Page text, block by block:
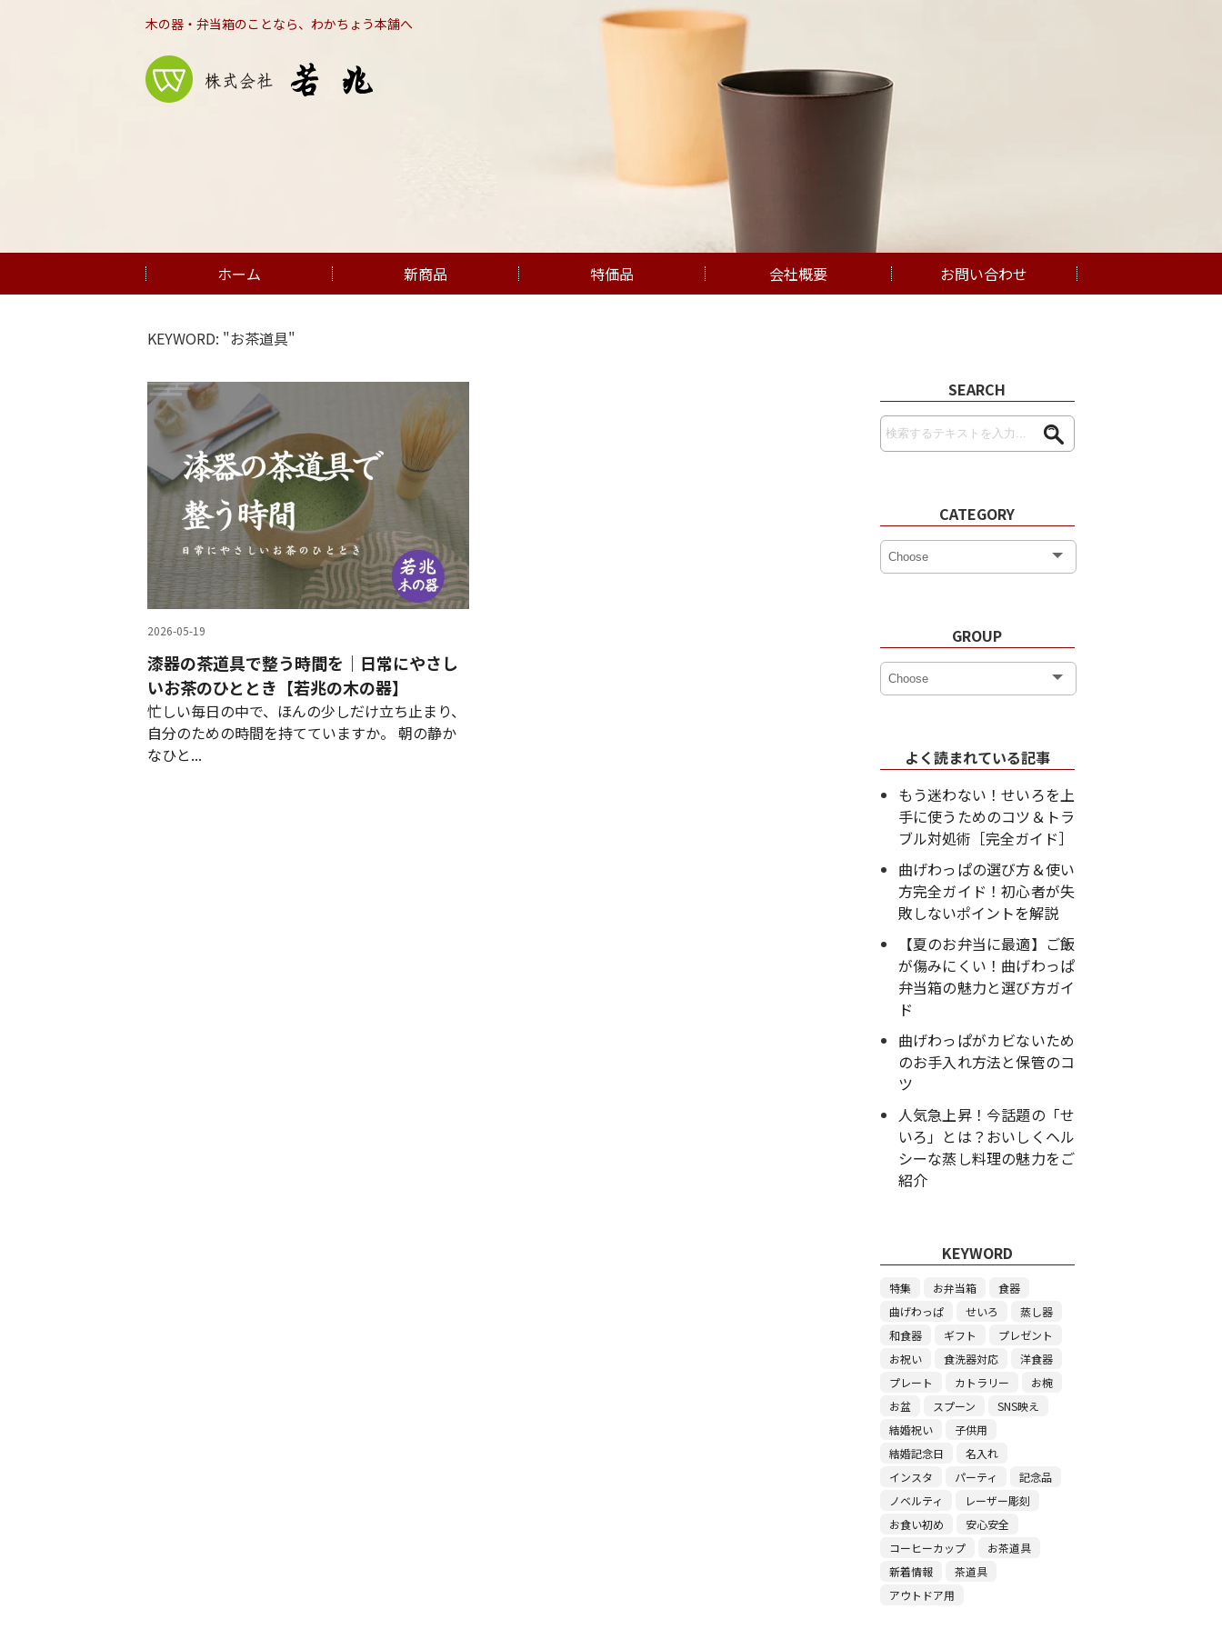
木の器・弁当箱のことなら、わかちょう本舗へ
ホーム 新商品 特価品 会社概要 お問い合わせ
KEYWORD: "お茶道具"
2026-05-19
漆器の茶道具で整う時間を｜日常にやさし
いお茶のひととき【若兆の木の器】
忙しい毎日の中で、ほんの少しだけ立ち止まり、
自分のための時間を持てていますか。 朝の静か
なひと...
SEARCH
CATEGORY
GROUP
よく読まれている記事
もう迷わない！せいろを上
手に使うためのコツ＆トラ
ブル対処術［完全ガイド］
曲げわっぱの選び方＆使い
方完全ガイド！初心者が失
敗しないポイントを解説
【夏のお弁当に最適】ご飯
が傷みにくい！曲げわっぱ
弁当箱の魅力と選び方ガイ
ド
曲げわっぱがカビないため
のお手入れ方法と保管のコ
ツ
人気急上昇！今話題の「せ
いろ」とは？おいしくヘル
シーな蒸し料理の魅力をご
紹介
KEYWORD
特集 お弁当箱
食器
曲げわっぱ
せいろ
蒸し器
和食器
ギフト
プレゼント
お祝い
食洗器対応
洋食器
プレート
カトラリー
お椀
お盆
スプーン
SNS映え
結婚祝い
子供用
結婚記念日
名入れ
インスタ
パーティ
記念品
ノベルティ
レーザー彫刻
お食い初め
安心安全
コーヒーカップ
お茶道具
新着情報
茶道具
アウトドア用